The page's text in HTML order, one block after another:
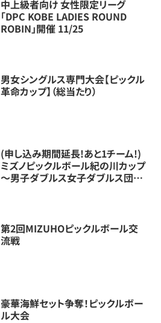
中上級者向け 女性限定リーグ
「DPC KOBE LADIES ROUND
ROBIN」開催 11/25
男女シングルス専門大会【ピックル
革命カップ】（総当たり）
(申し込み期間延長!あと1チーム!)
ミズノピックルボール紀の川カップ
～男子ダブルス女子ダブルス団体
第2回MIZUHOピックルボール交
流戦
豪華海鮮セット争奪！ピックルボー
ル大会